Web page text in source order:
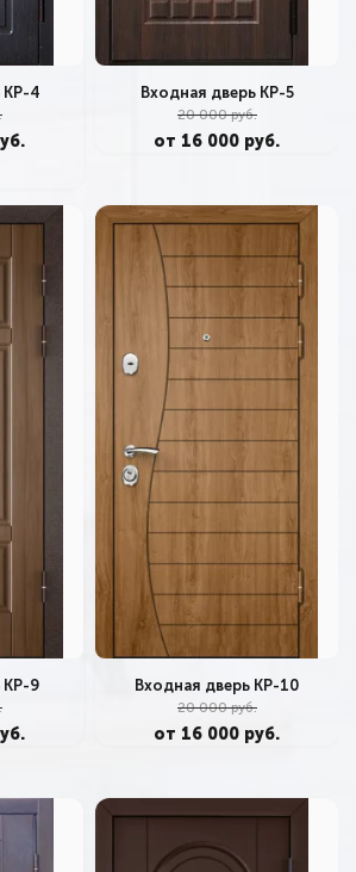
КР-4 Входная дверь КР-5
20 000 руб.
от 16 000 руб.
КР-9 Входная дверь КР-10
20 000 руб.
от 16 000 руб.